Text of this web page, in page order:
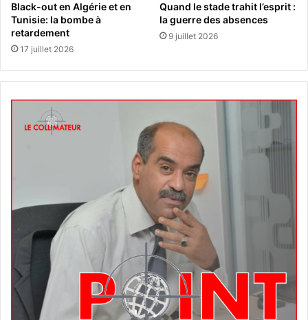
Black-out en Algérie et en
Tunisie: la bombe à
retardement
17 juillet 2026
Quand le stade trahit l’esprit :
la guerre des absences
9 juillet 2026